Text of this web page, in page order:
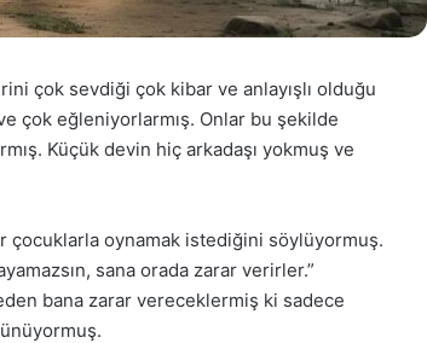
çok sevdiği çok kibar ve anlayışlı olduğu
çok eğleniyorlarmış. Onlar bu şekilde
Küçük devin hiç arkadaşı yokmuş ve
çocuklarla oynamak istediğini söylüyormuş.
sana orada zarar verirler.”
bana zarar vereceklermiş ki sadece